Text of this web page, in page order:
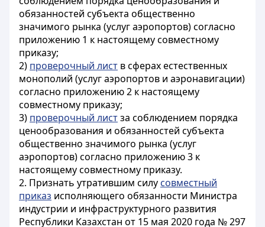
обязанностей субъекта общественно
значимого рынка (услуг аэропортов) согласно
приложению 1 к настоящему совместному
приказу;
2) проверочный лист в сферах естественных
монополий (услуг аэропортов и аэронавигации)
согласно приложению 2 к настоящему
совместному приказу;
3) проверочный листза соблюдением порядка
ценообразования и обязанностей субъекта
общественно значимого рынка (услуг
аэропортов) согласно приложению 3 к
настоящему совместному приказу.
2. Признать утратившим силу совместный
приказ исполняющего обязанности Министра
индустрии и инфраструктурного развития
Республики Казахстан от 15 мая 2020 года № 297